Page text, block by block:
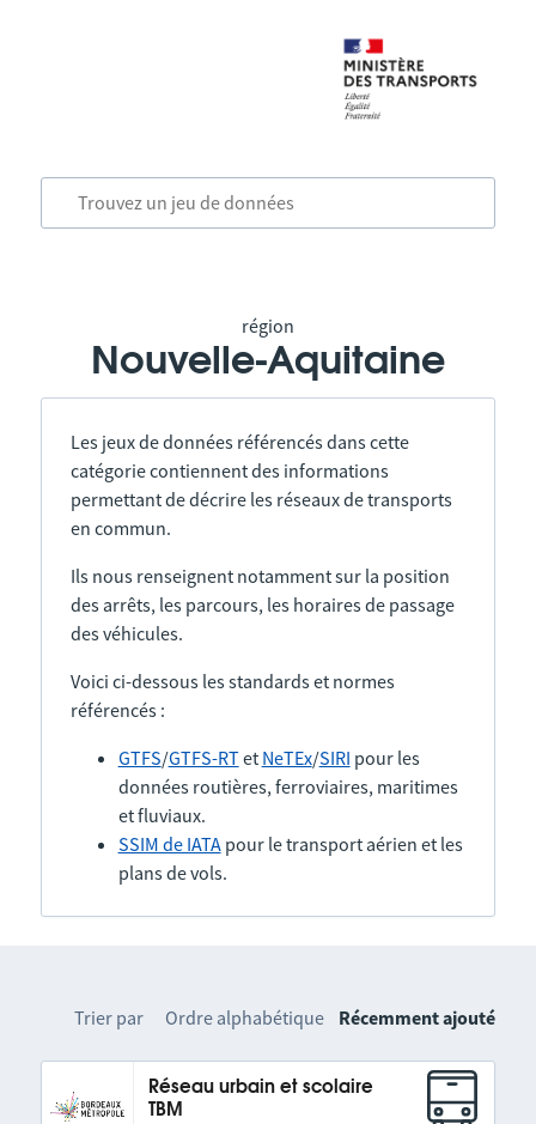
région
Nouvelle-Aquitaine
Les jeux de données référencés dans cette
catégorie contiennent des informations
permettant de décrire les réseaux de transports
en commun.
Ils nous renseignent notamment sur la position
des arrêts, les parcours, les horaires de passage
des véhicules.
Voici ci-dessous les standards et normes
référencés :
GTFS/GTFS-RTet NeTEx/SIRI pour les
données routières, ferroviaires, maritimes
et fluviaux.
SSIM de IATApour le transport aérien et les
plans de vols.
Trier par Ordre alphabétique Récemment ajouté
Réseau urbain et scolaire
TBM